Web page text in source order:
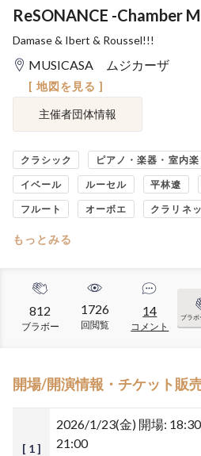
ReSONANCE -Chamber
Damase & Ibert & Roussel!!!
MUSICASA ムジカーザ
[ 地図を見る ]
主催者団体情報
クラシック ピアノ・楽器・室内楽
イベール ルーセル 平林遼
フルート オーボエ クラリネ
もっとみる
812
ブラボー
1726
回閲覧
14
コメント
ブラボ
開場/開演情報・チケット販
[ 1 ]
2026/1/23(金) 開場:
21:00